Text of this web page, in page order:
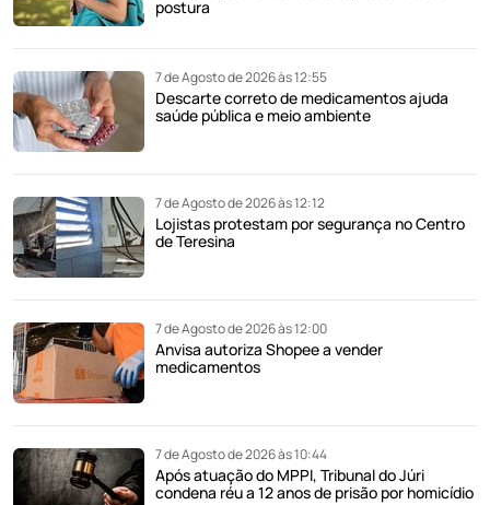
postura
7 de Agosto de 2026 às 12:55
Descarte correto de medicamentos ajuda
saúde pública e meio ambiente
7 de Agosto de 2026 às 12:12
Lojistas protestam por segurança no Centro
de Teresina
7 de Agosto de 2026 às 12:00
Anvisa autoriza Shopee a vender
medicamentos
7 de Agosto de 2026 às 10:44
Após atuação do MPPI, Tribunal do Júri
condena réu a 12 anos de prisão por homicídio